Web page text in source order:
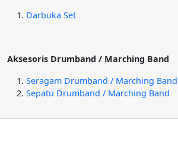
Darbuka Set
Aksesoris Drumband / Marching Band
Seragam Drumband / Marching Band
Sepatu Drumband / Marching Band